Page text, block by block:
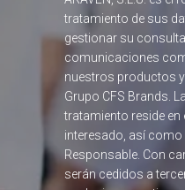
tratamiento de sus
gestionar su
comunicaciones
nuestros productos
Grupo CFS Brands.
tratamiento reside en
interesado, así como
Responsable. Con
serán cedidos a